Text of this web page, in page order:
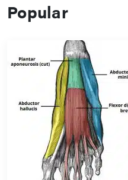
Popular